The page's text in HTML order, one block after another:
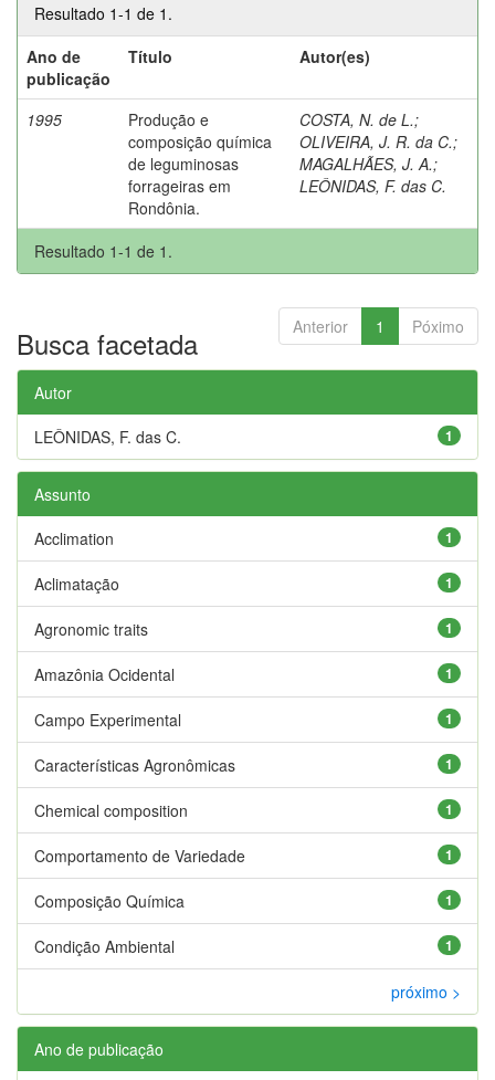
Resultado 1-1 de 1.
Ano de
publicação
Título Autor(es)
1995
Produção e
composição química
de leguminosas
forrageiras em
Rondônia.
COSTA, N. de L.;
OLIVEIRA, J. R. da C.;
MAGALHÃES, J. A.;
LEÔNIDAS, F. das C.
Resultado 1-1 de 1.
Anterior 1 Póximo
Busca facetada
Autor
1
LEÔNIDAS, F. das C.
Assunto
1
Acclimation
1
Aclimatação
1
Agronomic traits
1
Amazônia Ocidental
1
Campo Experimental
1
Características Agronômicas
1
Chemical composition
1
Comportamento de Variedade
1
Composição Química
1
Condição Ambiental
próximo >
Ano de publicação